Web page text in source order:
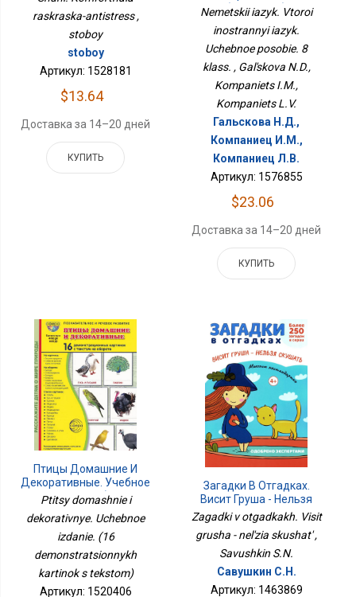
raskraska-antistress ,
stoboy
stoboy
Артикул: 1528181
$13.64
Доставка за 14–20 дней
КУПИТЬ
Учебное Пособие. 8
Класс.
Nemetskii iazyk. Vtoroi
inostrannyi iazyk.
Uchebnoe posobie. 8
klass. , Gal'skova N.D.,
Kompaniets I.M.,
Kompaniets L.V.
Гальскова Н.Д.,
Компаниец И.М.,
Компаниец Л.В.
Артикул: 1576855
$23.06
Доставка за 14–20 дней
КУПИТЬ
Птицы Домашние И
Декоративные. Учебное
Издание. (16
Демонстрационных
Картинок С Текстом)
Ptitsy domashnie i
dekorativnye. Uchebnoe
izdanie. (16
demonstratsionnykh
kartinok s tekstom)
Артикул: 1520406
Загадки В Отгадках.
Висит Груша - Нельзя
Скушать
Zagadki v otgadkakh. Visit
grusha - nel'zia skushat' ,
Savushkin S.N.
Савушкин С.Н.
Артикул: 1463869